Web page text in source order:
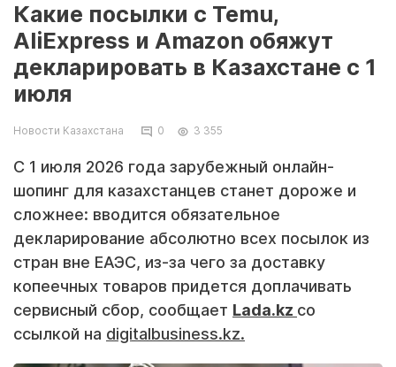
Какие посылки с Temu,
AliExpress и Amazon обяжут
декларировать в Казахстане с 1
июля
Новости Казахстана 0 3 355
С 1 июля 2026 года зарубежный онлайн-
шопинг для казахстанцев станет дороже и
сложнее: вводится обязательное
декларирование абсолютно всех посылок из
стран вне ЕАЭС, из-за чего за доставку
копеечных товаров придется доплачивать
сервисный сбор, сообщает Lada.kz со
ссылкой на digitalbusiness.kz.